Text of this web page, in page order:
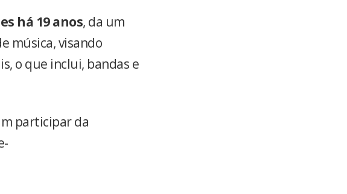
há 19 anos, da um
música, visando
o que inclui, bandas e
participar da